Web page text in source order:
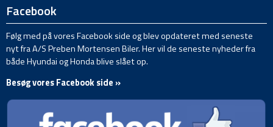
Facebook
Følg med på vores Facebook side og blev opdateret med seneste
nyt fra A/S Preben Mortensen Biler. Her vil de seneste nyheder fra
både Hyundai og Honda blive slået op.
Besøg vores Facebook side »